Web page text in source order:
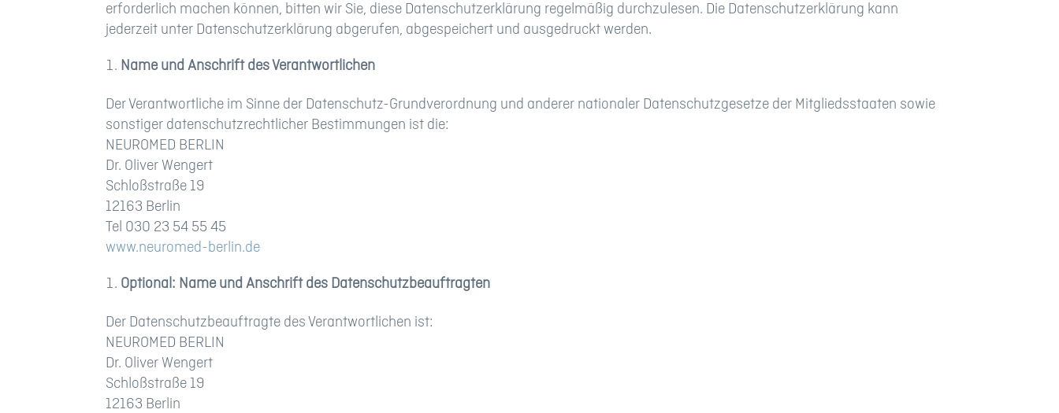
erforderlich machen können, bitten wir Sie, diese Datenschutzerklärung regelmäßig durchzulesen. Die Datenschutzerklärung kann
jederzeit unter Datenschutzerklärung abgerufen, abgespeichert und ausgedruckt werden.
Name und Anschrift des Verantwortlichen
Der Verantwortliche im Sinne der Datenschutz-Grundverordnung und anderer nationaler Datenschutzgesetze der Mitgliedsstaaten sowie
sonstiger datenschutzrechtlicher Bestimmungen ist die:
NEUROMED BERLIN
Dr. Oliver Wengert
Schloßstraße 19
12163 Berlin
Tel 030 23 54 55 45
www.neuromed-berlin.de
Optional: Name und Anschrift des Datenschutzbeauftragten
Der Datenschutzbeauftragte des Verantwortlichen ist:
NEUROMED BERLIN
Dr. Oliver Wengert
Schloßstraße 19
12163 Berlin